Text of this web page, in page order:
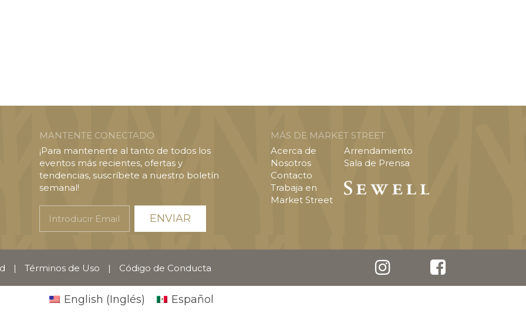
MANTENTE CONECTADO
¡Para mantenerte al tanto de todos los
eventos más recientes, ofertas y
tendencias, suscríbete a nuestro boletín
semanal!
Email
MÁS DE MARKET STREET
Acerca de
Nosotros
Contacto
Trabaja en
Market Street
Arrendamiento
Sala de Prensa
| Términos de Uso | Código de Conducta
English (Inglés) Español